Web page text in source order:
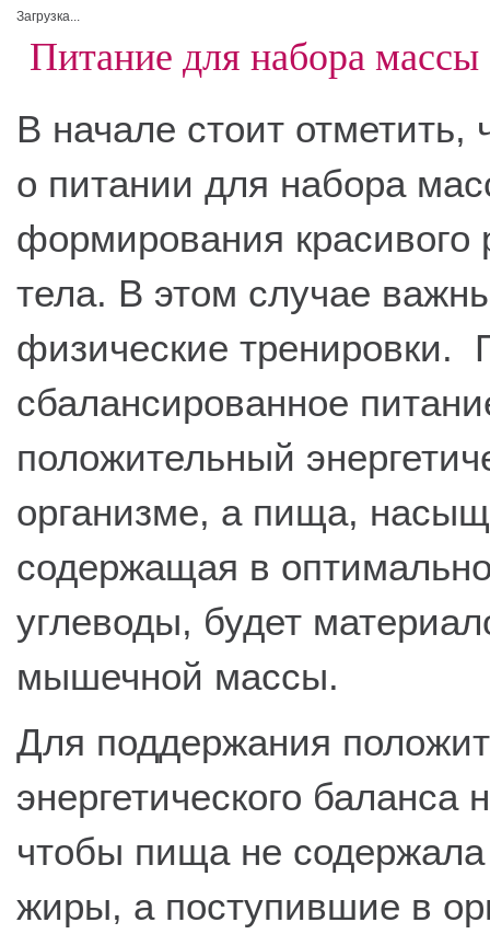
Загрузка...
Питание для набора массы
В начале стоит отметить,
о питании для набора
формирования красивого
тела. В этом случае
физические тренировки.
сбалансированное
положительный
организме, а пища,
содержащая в
углеводы, будет
мышечной массы.
Для поддержания
энергетического баланса
чтобы пища не
жиры, а поступившие в